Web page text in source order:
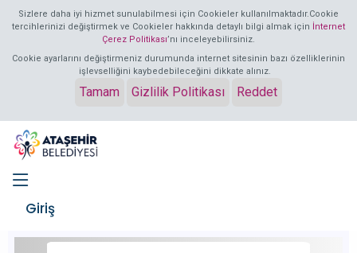
Sizlere daha iyi hizmet sunulabilmesi için Cookieler kullanılmaktadır.Cookie
tercihlerinizi değiştirmek ve Cookieler hakkında detaylı bilgi almak için İnternet
Çerez Politikası’nı inceleyebilirsiniz.
Cookie ayarlarını değiştirmeniz durumunda internet sitesinin bazı özelliklerinin
işlevselliğini kaybedebileceğini dikkate alınız.
Tamam Gizlilik Politikası Reddet
Giriş